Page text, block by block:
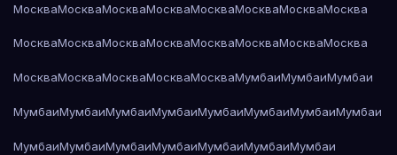
МоскваМоскваМоскваМоскваМоскваМоскваМоскваМосква
МоскваМоскваМоскваМоскваМоскваМоскваМоскваМосква
МоскваМоскваМоскваМоскваМоскваМумбаиМумбаиМумбаи
МумбаиМумбаиМумбаиМумбаиМумбаиМумбаиМумбаиМумбаи
МумбаиМумбаиМумбаиМумбаиМумбаиМумбаиМумбаи